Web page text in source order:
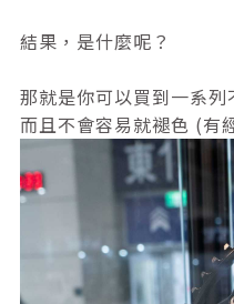
結果，是什麼呢？
那就是你可以買到一系列
而且不會容易就褪色 (有